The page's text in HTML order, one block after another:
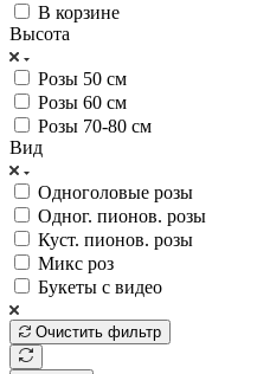
В корзине
Высота
Розы 50 см
Розы 60 см
Розы 70-80 см
Вид
Одноголовые розы
Одног. пионов. розы
Куст. пионов. розы
Микс роз
Букеты с видео
Очистить фильтр